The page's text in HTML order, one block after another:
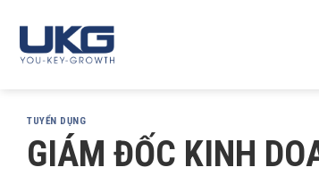
content
TUYỂN DỤNG
GIÁM ĐỐC KINH